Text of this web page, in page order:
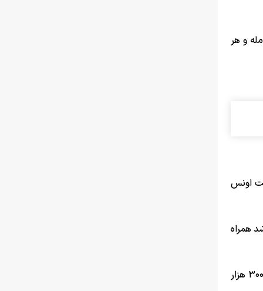
۱۳ میلیون و ۵۰۰ هزار تومان معامله و هر
اونس
سکه با حدود ۲ میلیون تومان رشد همراه
رئیس پیشین اتحادیه طلا و جواهر با اشاره به افزایش حباب سکه گفت: در حال حاضر، حباب سکه طرح جدید حدود ۹ میلیون و ۳۰۰ هزار